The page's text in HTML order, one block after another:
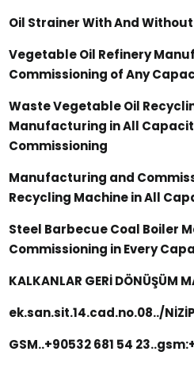
Oil Strainer With And
Vegetable Oil Refinery
Commissioning of Any
Waste Vegetable Oil
Manufacturing in All
Commissioning
Manufacturing and
Recycling Machine in All
Steel Barbecue Coal Boiler
Commissioning in Every
KALKANLAR GERİ DÖNÜŞÜM
ek.san.sit.14.cad.no.08../
GSM..+90532 681 54